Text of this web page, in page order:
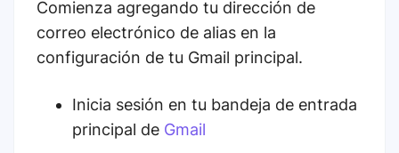
Comienza agregando tu dirección de
correo electrónico de alias en la
configuración de tu Gmail principal.
Inicia sesión en tu bandeja de entrada
principal de Gmail